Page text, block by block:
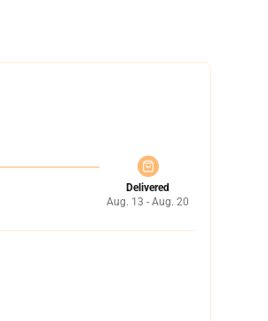
Delivered
Aug. 13 - Aug. 20